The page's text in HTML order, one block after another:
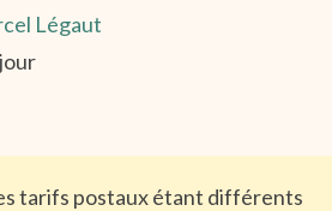
Légaut
tarifs postaux étant différents